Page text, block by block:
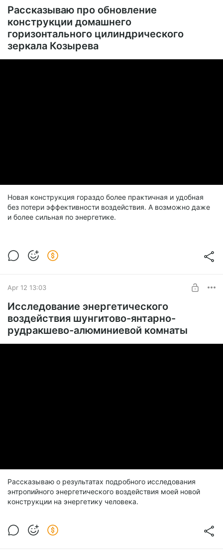
Рассказываю про обновление
конструкции домашнего
горизонтального цилиндрического
зеркала Козырева
Новая конструкция гораздо более практичная и удобная
без потери эффективности воздействия. А возможно даже
и более сильная по энергетике.
Apr 12 13:03
Исследование энергетического
воздействия шунгитово-янтарно-
рудракшево-алюминиевой комнаты
Рассказываю о результатах подробного исследования
энтропийного энергетического воздействия моей новой
конструкции на энергетику человека.